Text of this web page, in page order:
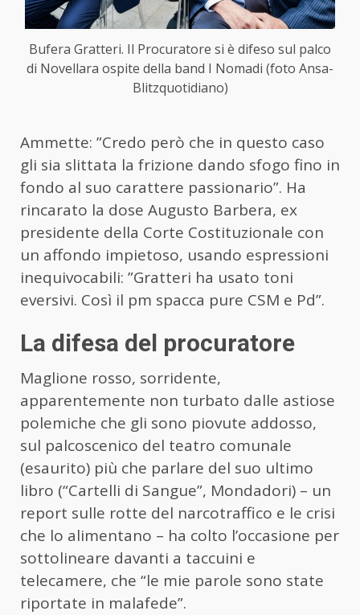
Bufera Gratteri. Il Procuratore si è difeso sul palco
di Novellara ospite della band I Nomadi (foto Ansa-
Blitzquotidiano)
Ammette: ”Credo però che in questo caso
gli sia slittata la frizione dando sfogo fino in
fondo al suo carattere passionario”. Ha
rincarato la dose Augusto Barbera, ex
presidente della Corte Costituzionale con
un affondo impietoso, usando espressioni
inequivocabili: ”Gratteri ha usato toni
eversivi. Così il pm spacca pure CSM e Pd”.
La difesa del procuratore
Maglione rosso, sorridente,
apparentemente non turbato dalle astiose
polemiche che gli sono piovute addosso,
sul palcoscenico del teatro comunale
(esaurito) più che parlare del suo ultimo
libro (“Cartelli di Sangue”, Mondadori) – un
report sulle rotte del narcotraffico e le crisi
che lo alimentano – ha colto l’occasione per
sottolineare davanti a taccuini e
telecamere, che “le mie parole sono state
riportate in malafede”.